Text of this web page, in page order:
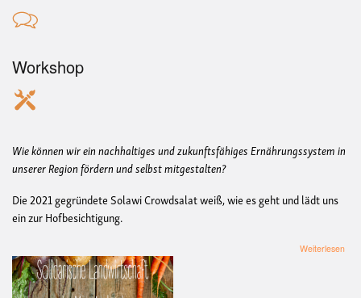
Workshop
Wie können wir ein nachhaltiges und zukunftsfähiges Ernährungssystem in
unserer Region fördern und selbst mitgestalten?
Die 2021 gegründete Solawi Crowdsalat weiß, wie es geht und lädt uns
ein zur Hofbesichtigung.
Weiterlesen